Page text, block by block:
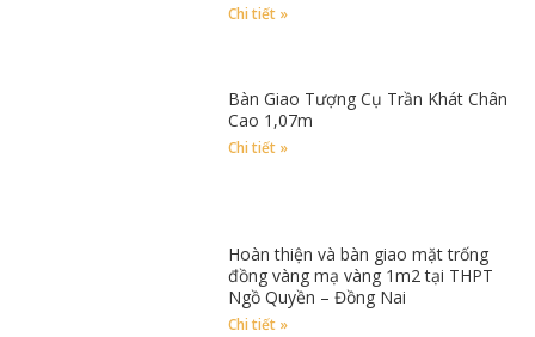
Chi tiết »
Bàn Giao Tượng Cụ Trần Khát Chân
Cao 1,07m
Chi tiết »
Hoàn thiện và bàn giao mặt trống
đồng vàng mạ vàng 1m2 tại THPT
Ngồ Quyền – Đồng Nai
Chi tiết »